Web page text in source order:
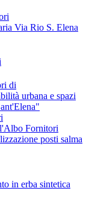
Via Rio S. Elena
di
urbana e spazi
Fornitori
posti salma
in erba sintetica